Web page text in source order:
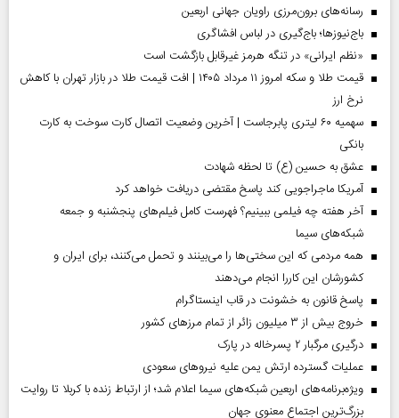
رسانه‌های برون‌مرزی راویان جهانی اربعین
باج‌نیوزها؛ باج‌گیری در لباس افشاگری
«نظم ایرانی» در تنگه هرمز غیرقابل بازگشت است
قیمت طلا و سکه امروز ۱۱ مرداد ۱۴۰۵ | افت قیمت طلا در بازار تهران با کاهش
نرخ ارز
سهمیه ۶۰ لیتری پابرجاست | آخرین وضعیت اتصال کارت سوخت به کارت
بانکی
عشق به حسین (ع) تا لحظه شهادت
آمریکا ماجراجویی کند پاسخ مقتضی دریافت خواهد کرد
آخر هفته چه فیلمی ببینیم؟ فهرست کامل فیلم‌های پنجشنبه و جمعه
شبکه‌های سیما
همه مردمی که این سختی‌ها را می‌بینند و تحمل می‌کنند، برای ایران و
کشورشان این کاررا انجام می‌دهند
پاسخ قانون به خشونت در قاب اینستاگرام
خروج بیش از ۳ میلیون زائر از تمام مرز‌های کشور
درگیری مرگبار ۲ پسرخاله در پارک
عملیات گسترده ارتش یمن علیه نیروهای سعودی
ویژه‌برنامه‌های اربعین شبکه‌های سیما اعلام شد؛ از ارتباط زنده با کربلا تا روایت
بزرگ‌ترین اجتماع معنوی جهان